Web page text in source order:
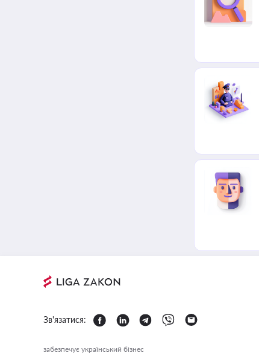
Зв'язатися:
забезпечує український бізнес